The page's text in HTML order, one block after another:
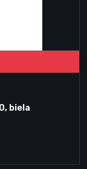
biela